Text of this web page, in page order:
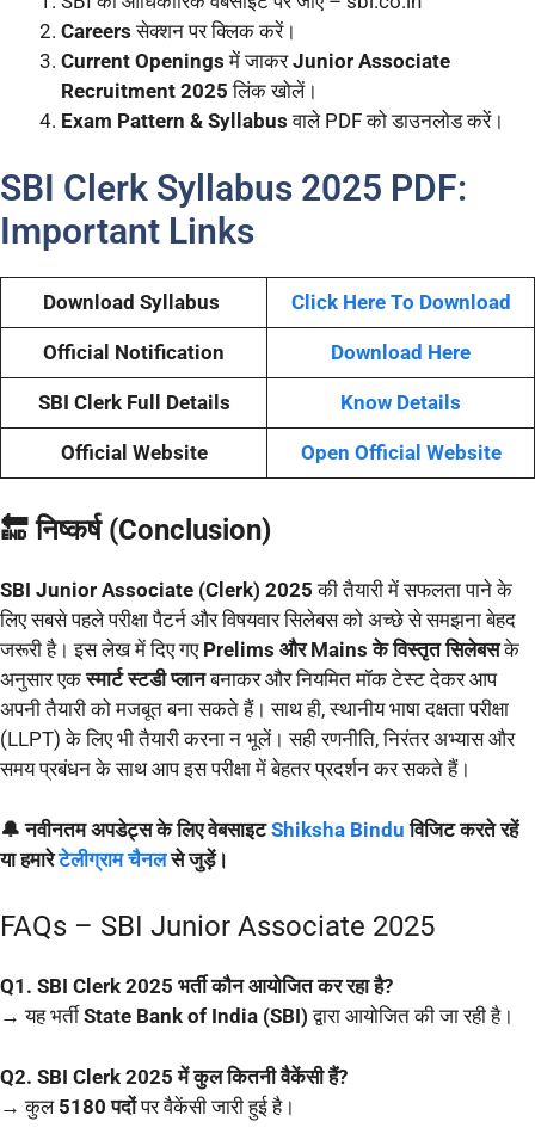
Careers सेक्शन पर क्लिक करें।
Current Openings में जाकरJunior Associate
Recruitment 2025 लिंक खोलें।
Exam Pattern & Syllabus वाले PDF को डाउनलोड करें।
SBI Clerk Syllabus 2025 PDF:
Important Links
Download Syllabus Click Here To Download
Official Notification Download Here
SBI Clerk Full Details Know Details
Official Website Open Official Website
🔚 निष्कर्ष (Conclusion)
SBI Junior Associate (Clerk) 2025 की तैयारी में सफलता पाने के
लिए सबसे पहले परीक्षा पैटर्न और विषयवार सिलेबस को अच्छे से समझना बेहद
जरूरी है। इस लेख में दिए गए Prelims और Mains के विस्तृत सिलेबसके
अनुसार एकस्मार्ट स्टडी प्लानबनाकर और नियमित मॉक टेस्ट देकर आप
अपनी तैयारी को मजबूत बना सकते हैं। साथ ही, स्थानीय भाषा दक्षता परीक्षा
(LLPT) के लिए भी तैयारी करना न भूलें। सही रणनीति, निरंतर अभ्यास और
समय प्रबंधन के साथ आप इस परीक्षा में बेहतर प्रदर्शन कर सकते हैं।
🔔 नवीनतम अपडेट्स के लिए वेबसाइटShiksha Bindu विजिट करते रहें
या हमारेटेलीग्राम चैनल से जुड़ें।
FAQs – SBI Junior Associate 2025
Q1. SBI Clerk 2025 भर्ती कौन आयोजित कर रहा है?
→ यह भर्ती State Bank of India (SBI) द्वारा आयोजित की जा रही है।
Q2. SBI Clerk 2025 में कुल कितनी वैकेंसी हैं?
→ कुल 5180 पदोंपर वैकेंसी जारी हुई है।